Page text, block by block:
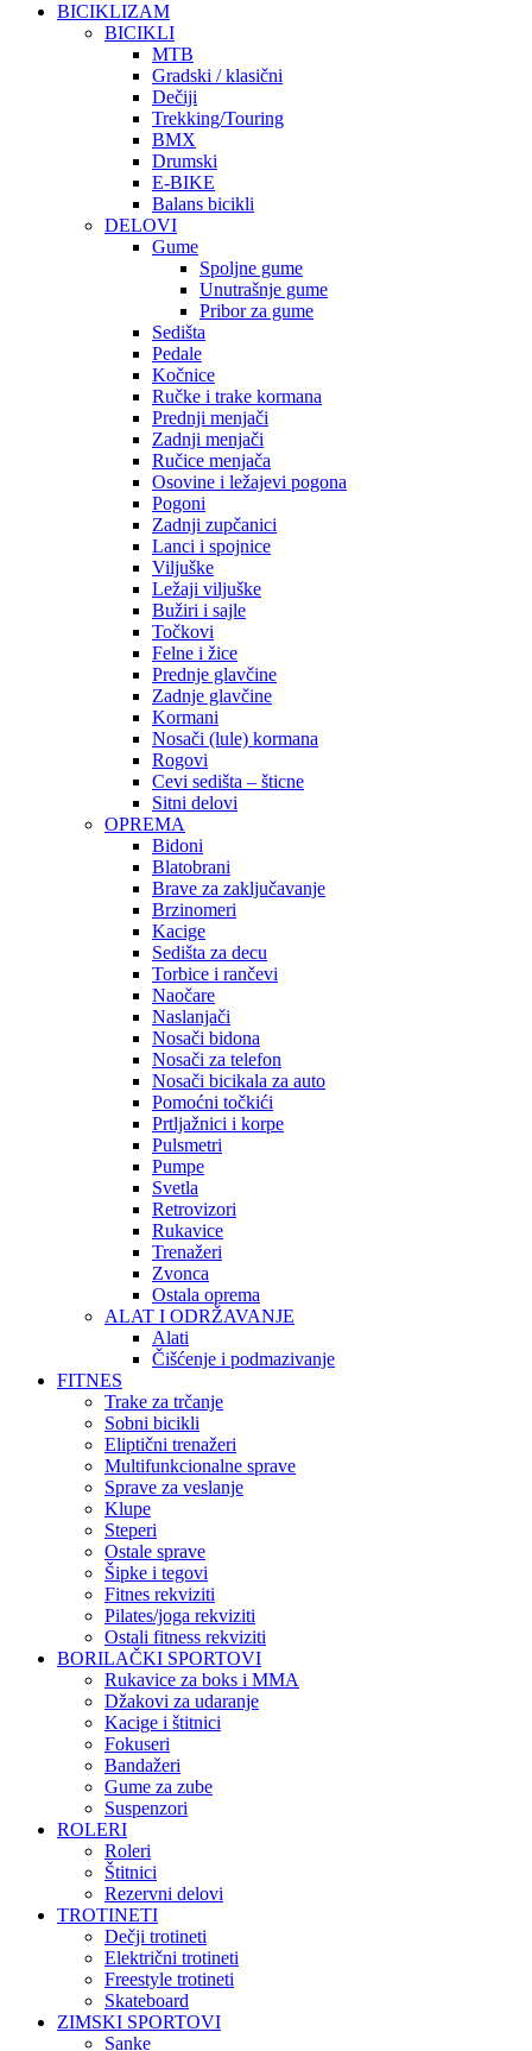
BICIKLIZAM
BICIKLI
MTB
Gradski / klasični
Dečiji
Trekking/Touring
BMX
Drumski
E-BIKE
Balans bicikli
DELOVI
Gume
Spoljne gume
Unutrašnje gume
Pribor za gume
Sedišta
Pedale
Kočnice
Ručke i trake kormana
Prednji menjači
Zadnji menjači
Ručice menjača
Osovine i ležajevi pogona
Pogoni
Zadnji zupčanici
Lanci i spojnice
Viljuške
Ležaji viljuške
Bužiri i sajle
Točkovi
Felne i žice
Prednje glavčine
Zadnje glavčine
Kormani
Nosači (lule) kormana
Rogovi
Cevi sedišta – šticne
Sitni delovi
OPREMA
Bidoni
Blatobrani
Brave za zaključavanje
Brzinomeri
Kacige
Sedišta za decu
Torbice i rančevi
Naočare
Naslanjači
Nosači bidona
Nosači za telefon
Nosači bicikala za auto
Pomoćni točkići
Prtljažnici i korpe
Pulsmetri
Pumpe
Svetla
Retrovizori
Rukavice
Trenažeri
Zvonca
Ostala oprema
ALAT I ODRŽAVANJE
Alati
Čišćenje i podmazivanje
FITNES
Trake za trčanje
Sobni bicikli
Eliptični trenažeri
Multifunkcionalne sprave
Sprave za veslanje
Klupe
Steperi
Ostale sprave
Šipke i tegovi
Fitnes rekviziti
Pilates/joga rekviziti
Ostali fitness rekviziti
BORILAČKI SPORTOVI
Rukavice za boks i MMA
Džakovi za udaranje
Kacige i štitnici
Fokuseri
Bandažeri
Gume za zube
Suspenzori
ROLERI
Roleri
Štitnici
Rezervni delovi
TROTINETI
Dečji trotineti
Električni trotineti
Freestyle trotineti
Skateboard
ZIMSKI SPORTOVI
Sanke